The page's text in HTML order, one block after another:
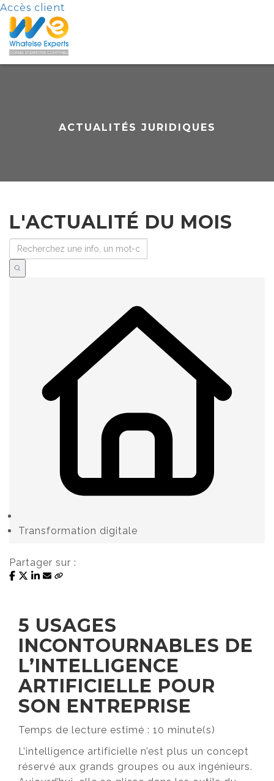
Accès client
ACTUALITÉS JURIDIQUES
L'ACTUALITÉ DU MOIS
Transformation digitale
Partager sur :
5 USAGES
INCONTOURNABLES DE
L’INTELLIGENCE
ARTIFICIELLE POUR
SON ENTREPRISE
Temps de lecture estimé : 10 minute(s)
L’intelligence artificielle n’est plus un concept
réservé aux grands groupes ou aux ingénieurs.